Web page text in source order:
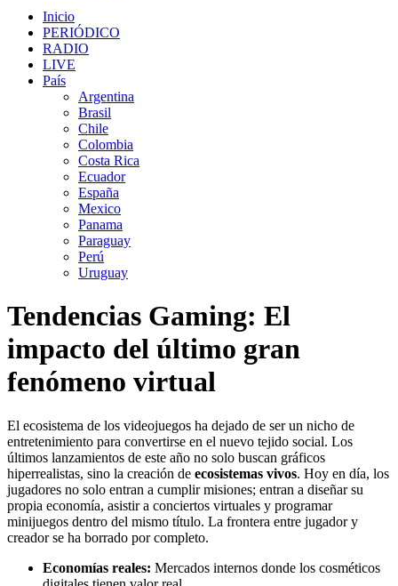
Inicio
PERIÓDICO
RADIO
LIVE
País
Argentina
Brasil
Chile
Colombia
Costa Rica
Ecuador
España
Mexico
Panama
Paraguay
Perú
Uruguay
Tendencias Gaming: El
impacto del último gran
fenómeno virtual
El ecosistema de los videojuegos ha dejado de ser un nicho de
entretenimiento para convertirse en el nuevo tejido social. Los
últimos lanzamientos de este año no solo buscan gráficos
hiperrealistas, sino la creación de ecosistemas vivos. Hoy en día, los
jugadores no solo entran a cumplir misiones; entran a diseñar su
propia economía, asistir a conciertos virtuales y programar
minijuegos dentro del mismo título. La frontera entre jugador y
creador se ha borrado por completo.
Economías reales: Mercados internos donde los cosméticos